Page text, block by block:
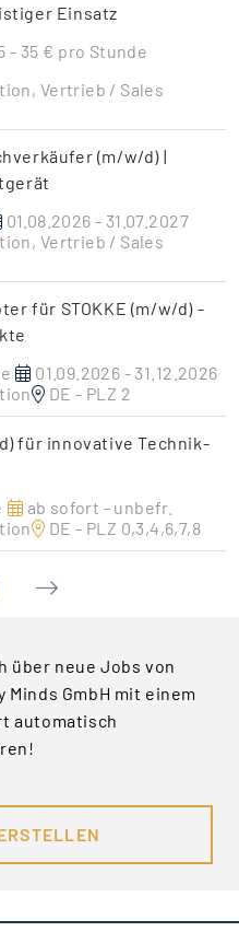
Einsatz
- 35 € pro Stunde
Vertrieb / Sales
(m/w/d) |
01.08.2026 - 31.07.2027
Vertrieb / Sales
für STOKKE (m/w/d) -
01.09.2026 - 31.12.2026
DE - PLZ 2
für innovative Technik-
ab sofort - unbefr.
DE - PLZ 0,3,4,6,7,8
über neue Jobs von
Minds GmbH mit einem
automatisch